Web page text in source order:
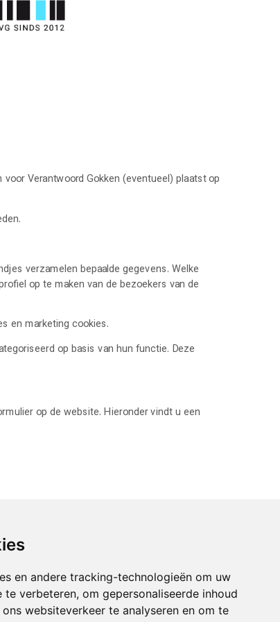
en andere tracking-technologieën om uw
verbeteren, om gepersonaliseerde inhoud
websiteverkeer te analyseren en om te
Verantwoord Gokken (eventueel) plaatst op
verzamelen bepaalde gegevens. Welke
op te maken van de bezoekers van de
en marketing cookies.
op basis van hun functie. Deze
op de website. Hieronder vindt u een